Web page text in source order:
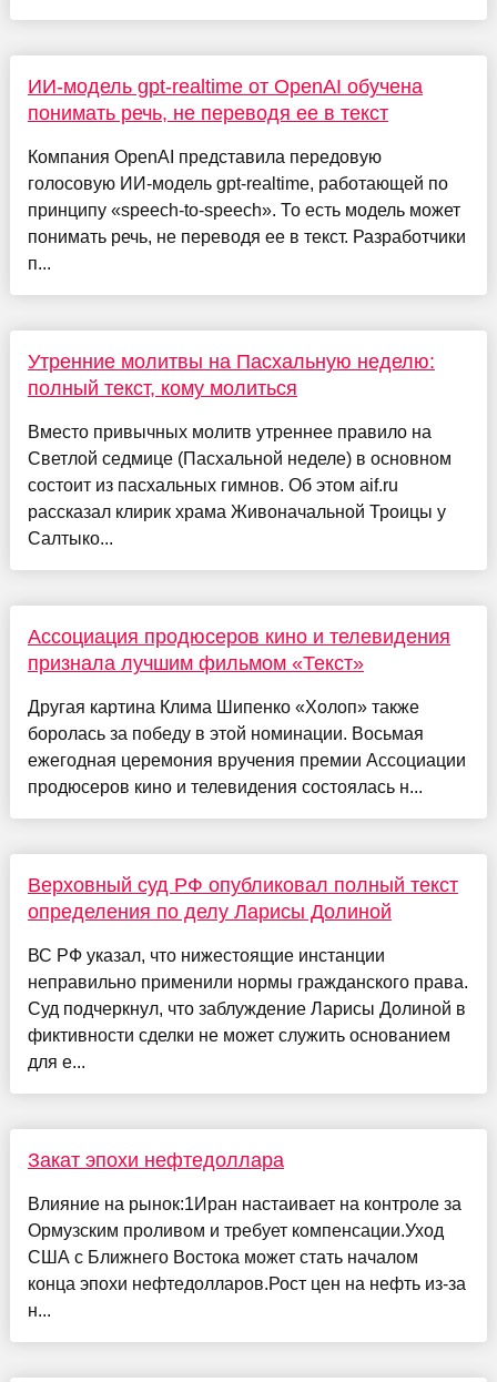
ИИ-модель gpt-realtime от OpenAI обучена
понимать речь, не переводя ее в текст
Компания OpenAI представила передовую
голосовую ИИ-модель gpt-realtime, работающей по
принципу «speech-to-speech». То есть модель может
понимать речь, не переводя ее в текст. Разработчики
п...
Утренние молитвы на Пасхальную неделю:
полный текст, кому молиться
Вместо привычных молитв утреннее правило на
Светлой седмице (Пасхальной неделе) в основном
состоит из пасхальных гимнов. Об этом aif.ru
рассказал клирик храма Живоначальной Троицы у
Салтыко...
Ассоциация продюсеров кино и телевидения
признала лучшим фильмом «Текст»
Другая картина Клима Шипенко «Холоп» также
боролась за победу в этой номинации. Восьмая
ежегодная церемония вручения премии Ассоциации
продюсеров кино и телевидения состоялась н...
Верховный суд РФ опубликовал полный текст
определения по делу Ларисы Долиной
ВС РФ указал, что нижестоящие инстанции
неправильно применили нормы гражданского права.
Суд подчеркнул, что заблуждение Ларисы Долиной в
фиктивности сделки не может служить основанием
для е...
Закат эпохи нефтедоллара
Влияние на рынок:1Иран настаивает на контроле за
Ормузским проливом и требует компенсации.Уход
США с Ближнего Востока может стать началом
конца эпохи нефтедолларов.Рост цен на нефть из-за
н...